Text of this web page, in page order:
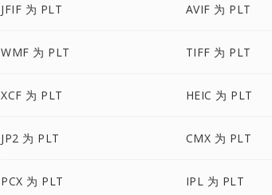
JFIF 为 PLT AVIF 为 PLT
WMF 为 PLT TIFF 为 PLT
XCF 为 PLT HEIC 为 PLT
JP2 为 PLT CMX 为 PLT
PCX 为 PLT IPL 为 PLT